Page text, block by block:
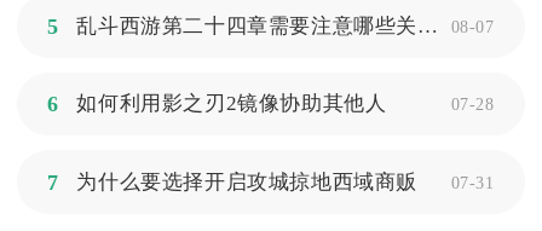
5 乱斗西游第二十四章需要注意哪些关键点才能过 08-07
6 如何利用影之刃2镜像协助其他人 07-28
7 为什么要选择开启攻城掠地西域商贩 07-31